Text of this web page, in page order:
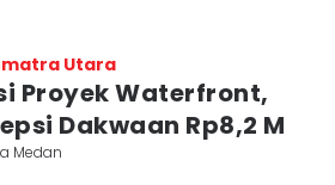
Utara
Proyek Waterfront,
Dakwaan Rp8,2 M
Medan